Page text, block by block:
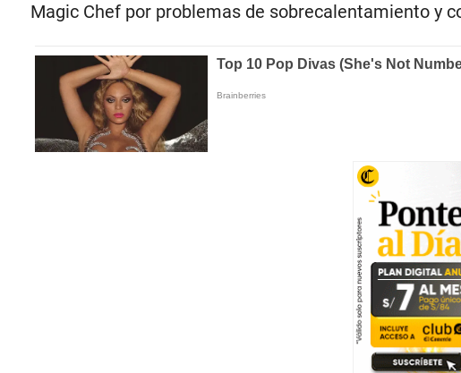
Magic Chef por problemas de sobrecalentamiento y